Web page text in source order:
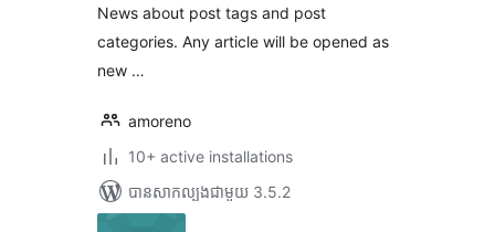
News about post tags and post
categories. Any article will be opened as
new …
amoreno
10+ active installations
បាន​សាកល្បង​ជាមួយ 3.5.2